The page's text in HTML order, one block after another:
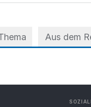
Aus dem